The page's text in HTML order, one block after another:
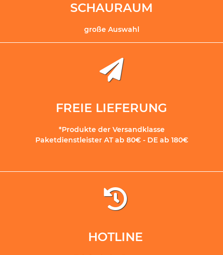
SCHAURAUM
große Auswahl
FREIE LIEFERUNG
*Produkte der Versandklasse
Paketdienstleister AT ab 80€ - DE ab 180€
HOTLINE